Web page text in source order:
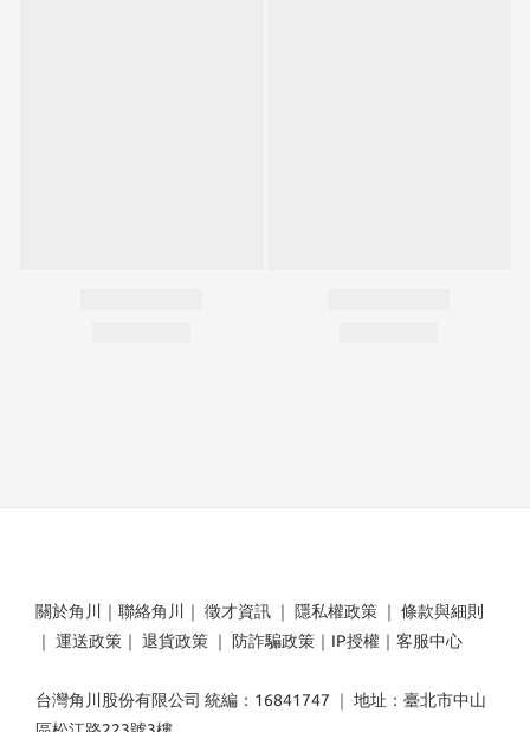
關於角川 ｜ 聯絡角川 ｜ 徵才資訊 ｜ 隱私權政策 ｜ 條款與細則
｜ 運送政策 ｜ 退貨政策 ｜ 防詐騙政策 ｜ IP授權 ｜ 客服中心
台灣角川股份有限公司 統編：16841747 ｜ 地址：臺北市中山